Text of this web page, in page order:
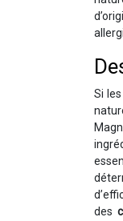
Si
des